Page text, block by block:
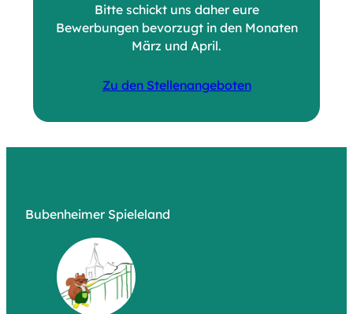
Bitte schickt uns daher eure
Bewerbungen bevorzugt in den Monaten
März und April.
Zu den Stellenangeboten
Bubenheimer Spieleland